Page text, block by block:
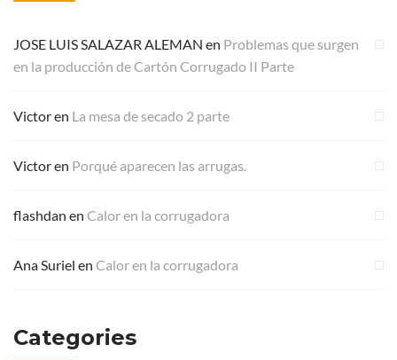
JOSE LUIS SALAZAR ALEMAN en Problemas que surgen
en la producción de Cartón Corrugado II Parte
Victoren La mesa de secado 2 parte
Victoren Porqué aparecen las arrugas.
flashdan en Calor en la corrugadora
Ana Suriel en Calor en la corrugadora
Categories